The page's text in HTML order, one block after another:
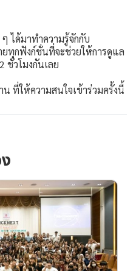
ได้มาทำความรู้จักกับ
ทุกฟังก์ชั่นที่จะช่วยให้การดูแล
ชั่วโมงกันเลย
ที่ให้ความสนใจเข้าร่วมครั้งนี้